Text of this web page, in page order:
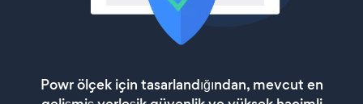
Powr ölçek için tasarlandığından, mevcut en